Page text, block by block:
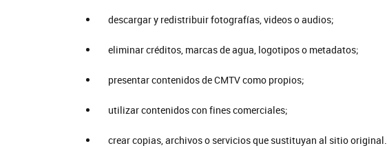
descargar y redistribuir fotografías, videos o audios;
eliminar créditos, marcas de agua, logotipos o metadatos;
presentar contenidos de CMTV como propios;
utilizar contenidos con fines comerciales;
crear copias, archivos o servicios que sustituyan al sitio original.